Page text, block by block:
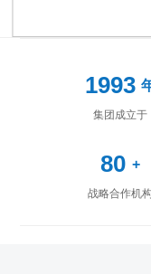
1993
集团成立于
80 +
战略合作机构